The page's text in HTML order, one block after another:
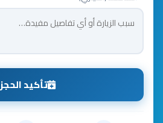
تأكيد الحجز